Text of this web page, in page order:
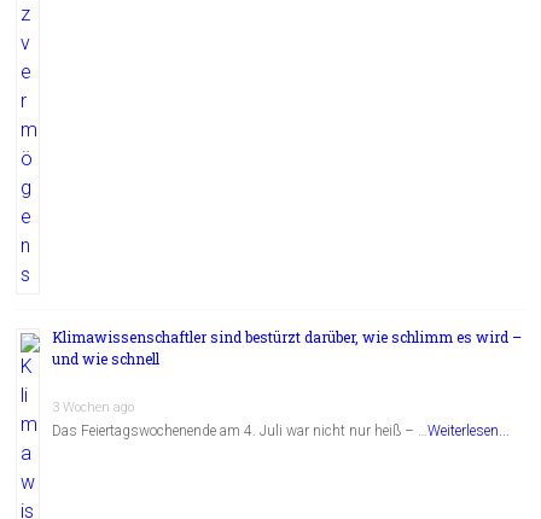
Klimawissenschaftler sind bestürzt darüber, wie schlimm es wird –
und wie schnell
3 Wochen ago
Das Feiertagswochenende am 4. Juli war nicht nur heiß – …Weiterlesen...